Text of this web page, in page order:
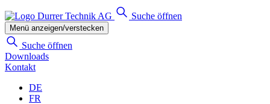
Suche öffnen
Menü anzeigen/verstecken
Suche öffnen
Downloads
Kontakt
DE
FR